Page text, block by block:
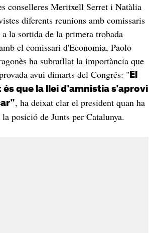
conselleres Meritxell Serret i Natàlia
diferents reunions amb comissaris
la sortida de la primera trobada
el comissari d'Economia, Paolo
ha subratllat la importància que
avui dimarts del Congrés: " El
que la llei d'amnistia s'aprovi
, ha deixat clar el president quan ha
posició de Junts per Catalunya.